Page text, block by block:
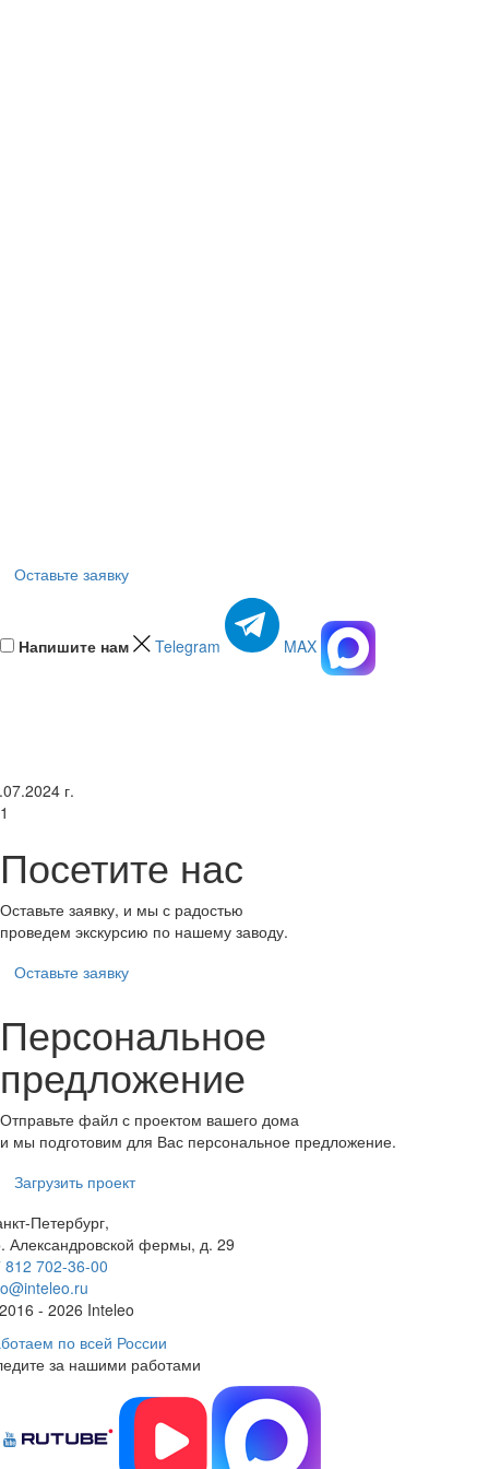
Оставьте заявку
Напишите нам Telegram MAX
г.
Посетите нас
Оставьте заявку, и мы с радостью
проведем экскурсию по нашему заводу.
Оставьте заявку
Персональное
предложение
Отправьте файл с проектом вашего дома
и мы подготовим для Вас персональное предложение.
Загрузить проект
Петербург,
Александровской фермы, д. 29
812 702-36-00
- 2026 Inteleo
по всей России
за нашими работами